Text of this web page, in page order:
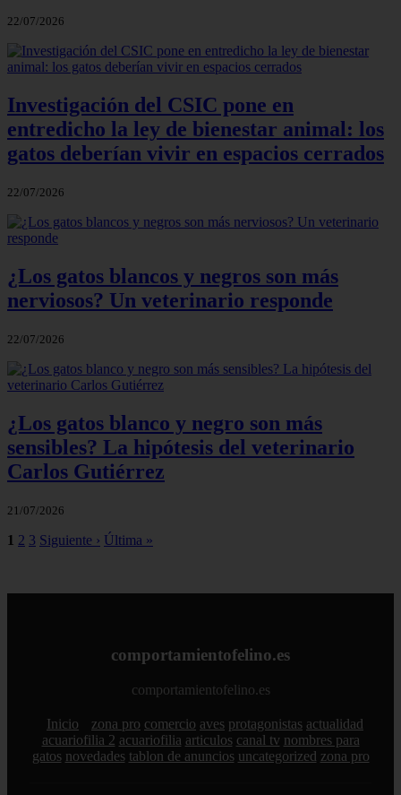
22/07/2026
Investigación del CSIC pone en
entredicho la ley de bienestar animal: los
gatos deberían vivir en espacios cerrados
22/07/2026
¿Los gatos blancos y negros son más
nerviosos? Un veterinario responde
22/07/2026
¿Los gatos blanco y negro son más
sensibles? La hipótesis del veterinario
Carlos Gutiérrez
21/07/2026
1 2 3 Siguiente › Última »
comportamientofelino.es
comportamientofelino.es
Inicio zona pro comercio aves protagonistas actualidad
acuariofilia 2 acuariofilia articulos canal tv nombres para
gatos novedades tablon de anuncios uncategorized zona pro